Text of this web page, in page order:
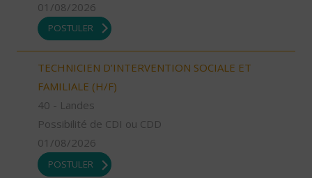
01/08/2026
POSTULER
TECHNICIEN D’INTERVENTION SOCIALE ET
FAMILIALE (H/F)
40 - Landes
Possibilité de CDI ou CDD
01/08/2026
POSTULER